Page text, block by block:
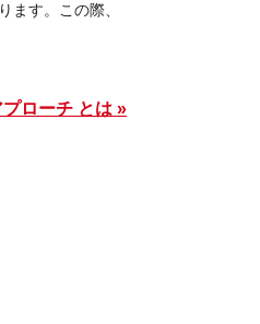
ます。この際、
ローチ とは »